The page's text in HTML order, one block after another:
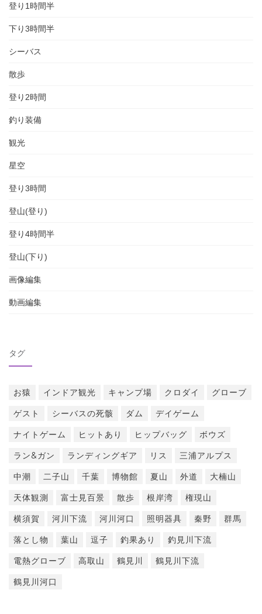
登り1時間半
下り3時間半
シーバス
散歩
登り2時間
釣り装備
観光
星空
登り3時間
登山(登り)
登り4時間半
登山(下り)
画像編集
動画編集
タグ
お猿 インドア観光 キャンプ場 クロダイ
グローブ
ゲスト
シーバスの死骸 ダム
デイゲーム
ナイトゲーム
ヒットあり ヒップバッグ
ボウズ
ラン&ガン
ランディングギア リス
三浦アルプス
中潮
二子山 千葉 博物館 夏山 外道
大楠山
天体観測
富士見百景 散歩 根岸湾
権現山
横須賀
河川下流 河川河口 照明器具 秦野
群馬
落とし物
葉山 逗子 釣果あり
釣見川下流
電熱グローブ
高取山 鶴見川
鶴見川下流
鶴見川河口